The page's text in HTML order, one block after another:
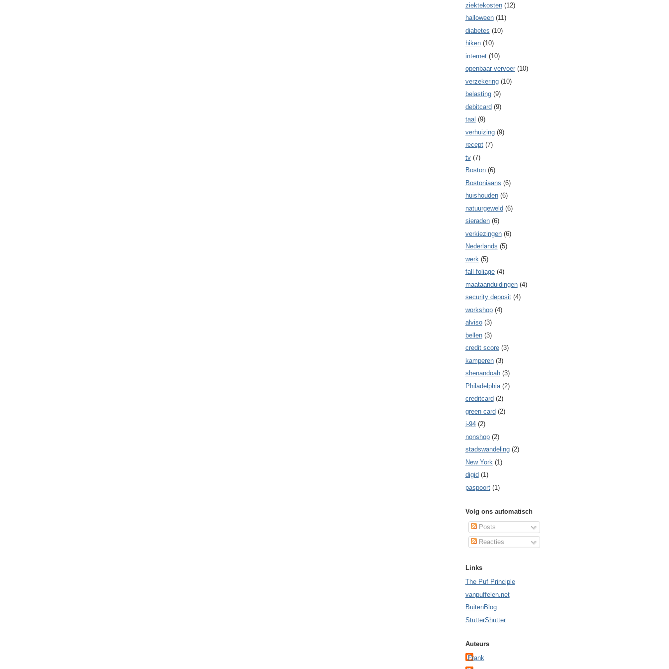
ziektekosten (12)
halloween (11)
diabetes (10)
hiken (10)
internet (10)
openbaar vervoer (10)
verzekering (10)
belasting (9)
debitcard (9)
taal (9)
verhuizing (9)
recept (7)
tv (7)
Boston (6)
Bostoniaans (6)
huishouden (6)
natuurgeweld (6)
sieraden (6)
verkiezingen (6)
Nederlands (5)
werk (5)
fall foliage (4)
maataanduidingen (4)
security deposit (4)
workshop (4)
alviso (3)
bellen (3)
credit score (3)
kamperen (3)
shenandoah (3)
Philadelphia (2)
creditcard (2)
green card (2)
i-94 (2)
nonshop (2)
stadswandeling (2)
New York (1)
digid (1)
paspoort (1)
Volg ons automatisch
Posts
Reacties
Links
The Puf Principle
vanpuffelen.net
BuitenBlog
StutterShutter
Auteurs
Frank